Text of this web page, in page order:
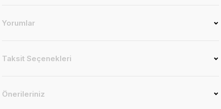
Yorumlar
Taksit Seçenekleri
Önerileriniz